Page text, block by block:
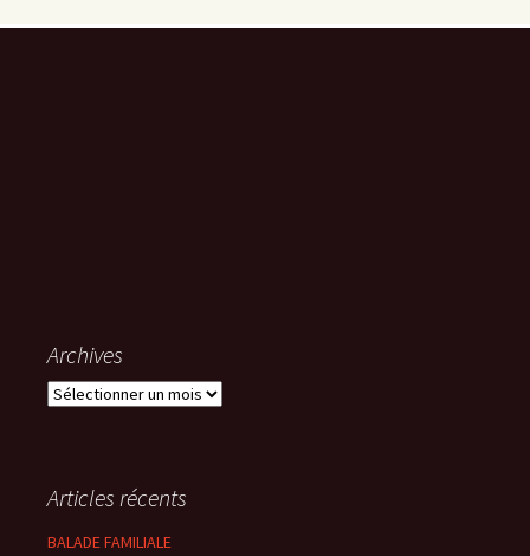
Archives
Archives
Articles récents
BALADE FAMILIALE